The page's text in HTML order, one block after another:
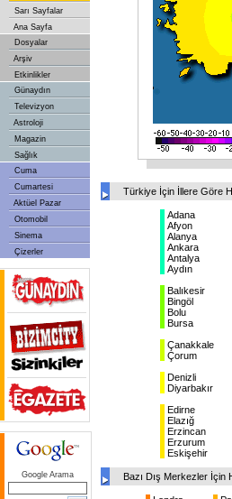
Sarı Sayfalar
Ana Sayfa
Dosyalar
Arşiv
Etkinlikler
Günaydın
Televizyon
Astroloji
Magazin
Sağlık
Cuma
Cumartesi
Aktüel Pazar
Otomobil
Sinema
Çizerler
Google Arama
Türkiye İçin İllere Göre
Adana
Afyon
Alanya
Ankara
Antalya
Aydın
Balıkesir
Bingöl
Bolu
Bursa
Çanakkale
Çorum
Denizli
Diyarbakır
Edirne
Elazığ
Erzincan
Erzurum
Eskişehir
Bazı Dış Merkezler İçin